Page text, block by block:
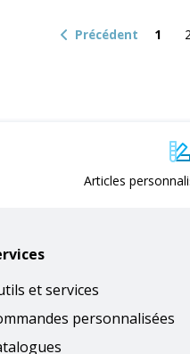
Précédent 1
Articles
et services
personnalisées